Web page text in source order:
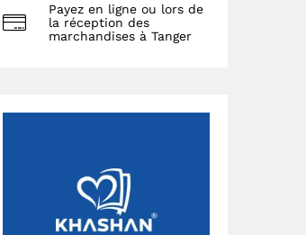
Payez en ligne ou lors de
la réception des
marchandises à Tanger